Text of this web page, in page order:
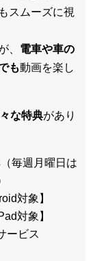
スムーズに視
、 電車や車の
も動画を楽し
な特典があり
毎週月曜日は
対象】
対象】
ービス